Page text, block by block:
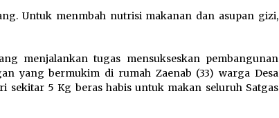
Miliar: Sewa Pesawat Fiktif,
Eks VP Angkasa Pura Kargo
Ditahan
Untuk menmbah nutrisi makanan dan asupan gizi,
menjalankan tugas mensukseskan pembangunan
yang bermukim di rumah Zaenab (33) warga Desa
sekitar 5 Kg beras habis untuk makan seluruh Satgas